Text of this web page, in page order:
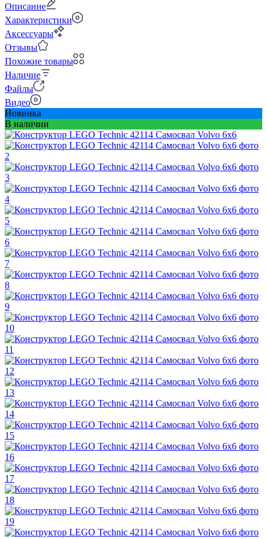
Описание
Характеристики
Аксессуары
Отзывы
Похожие товары
Наличие
Файлы
Видео
Новинка
В наличии